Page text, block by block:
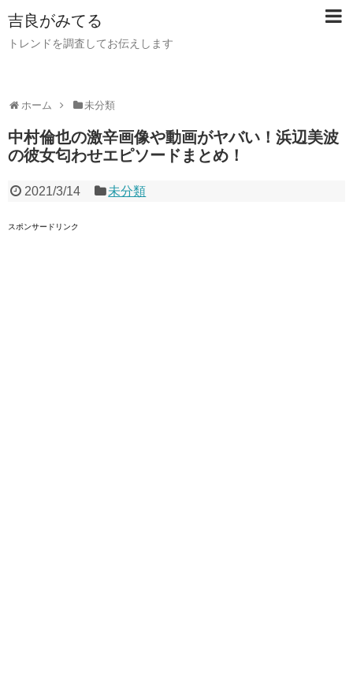
吉良がみてる
トレンドを調査してお伝えします
ホーム 未分類
中村倫也の激辛画像や動画がヤバい！浜辺美波
の彼女匂わせエピソードまとめ！
2021/3/14 未分類
スポンサードリンク